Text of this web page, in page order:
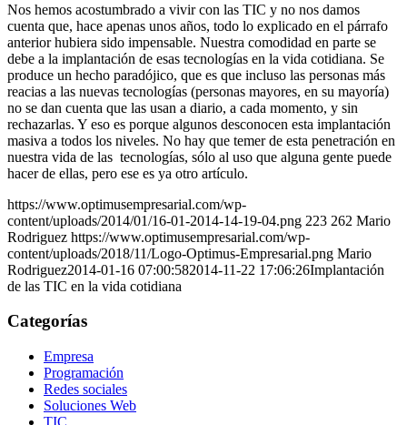
Nos hemos acostumbrado a vivir con las TIC y no nos damos
cuenta que, hace apenas unos años, todo lo explicado en el párrafo
anterior hubiera sido impensable. Nuestra comodidad en parte se
debe a la implantación de esas tecnologías en la vida cotidiana. Se
produce un hecho paradójico, que es que incluso las personas más
reacias a las nuevas tecnologías (personas mayores, en su mayoría)
no se dan cuenta que las usan a diario, a cada momento, y sin
rechazarlas. Y eso es porque algunos desconocen esta implantación
masiva a todos los niveles. No hay que temer de esta penetración en
nuestra vida de las tecnologías, sólo al uso que alguna gente puede
hacer de ellas, pero ese es ya otro artículo.
https://www.optimusempresarial.com/wp-
content/uploads/2014/01/16-01-2014-14-19-04.png 223 262 Mario
Rodriguez https://www.optimusempresarial.com/wp-
content/uploads/2018/11/Logo-Optimus-Empresarial.png Mario
Rodriguez2014-01-16 07:00:582014-11-22 17:06:26Implantación
de las TIC en la vida cotidiana
Categorías
Empresa
Programación
Redes sociales
Soluciones Web
TIC